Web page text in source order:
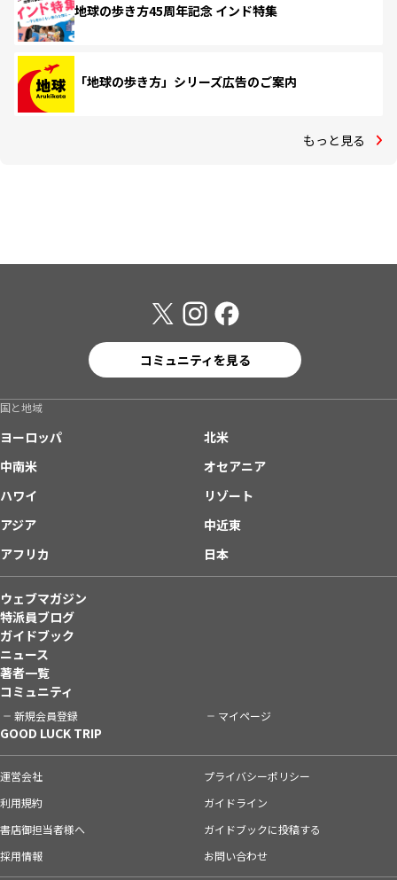
地球の歩き方45周年記念 インド特集
「地球の歩き方」シリーズ広告のご案内
もっと見る
コミュニティを見る
国と地域
ヨーロッパ
北米
中南米
オセアニア
ハワイ
リゾート
アジア
中近東
アフリカ
日本
ウェブマガジン
特派員ブログ
ガイドブック
ニュース
著者一覧
コミュニティ
新規会員登録 マイページ
GOOD LUCK TRIP
運営会社
プライバシーポリシー
利用規約
ガイドライン
書店御担当者様へ
ガイドブックに投稿する
採用情報
お問い合わせ